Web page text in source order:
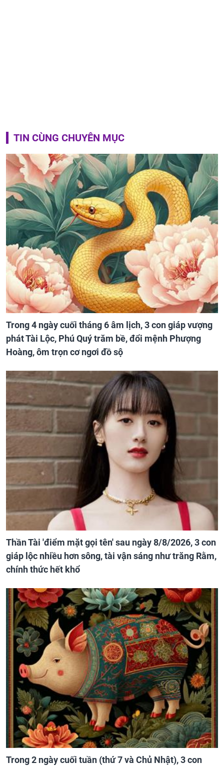
TIN CÙNG CHUYÊN MỤC
Trong 4 ngày cuối tháng 6 âm lịch, 3 con giáp vượng
phát Tài Lộc, Phú Quý trăm bề, đổi mệnh Phượng
Hoàng, ôm trọn cơ ngơi đồ sộ
Thần Tài 'điểm mặt gọi tên' sau ngày 8/8/2026, 3 con
giáp lộc nhiều hơn sông, tài vận sáng như trăng Rằm,
chính thức hết khổ
Trong 2 ngày cuối tuần (thứ 7 và Chủ Nhật), 3 con